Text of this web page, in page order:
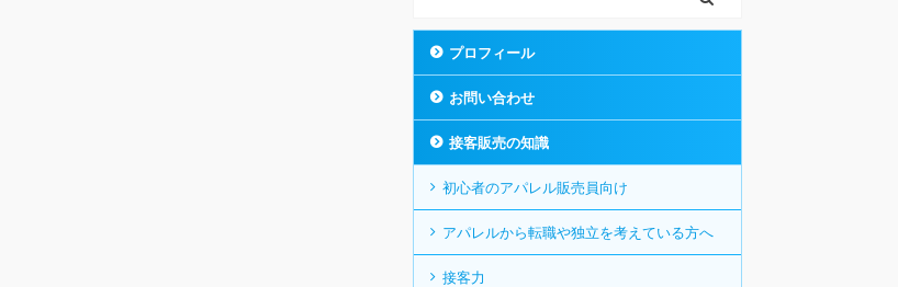
プロフィール
お問い合わせ
接客販売の知識
初心者のアパレル販売員向け
アパレルから転職や独立を考えている方へ
接客力